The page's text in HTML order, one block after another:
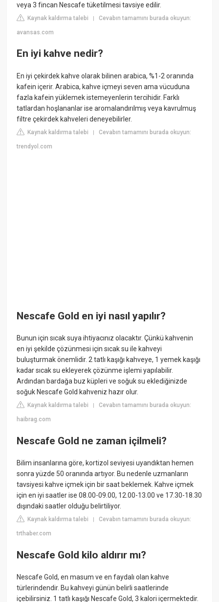
veya 3 fincan Nescafe tüketilmesi tavsiye edilir.
Kaynak kaldırma talebi |Cevabın tamamını burada okuyun:
avansas.com
En iyi kahve nedir?
En iyi çekirdek kahve olarak bilinen arabica, %1-2 oranında
kafein içerir. Arabica, kahve içmeyi seven ama vücuduna
fazla kafein yüklemek istemeyenlerin tercihidir. Farklı
tatlardan hoşlananlar ise aromalandırılmış veya kavrulmuş
filtre çekirdek kahveleri deneyebilirler.
Kaynak kaldırma talebi |Cevabın tamamını burada okuyun:
trendyol.com
Nescafe Gold en iyi nasıl yapılır?
Bunun için sıcak suya ihtiyacınız olacaktır. Çünkü kahvenin
en iyi şekilde çözünmesi için sıcak su ile kahveyi
buluşturmak önemlidir. 2 tatlı kaşığı kahveye, 1 yemek kaşığı
kadar sıcak su ekleyerek çözünme işlemi yapılabilir.
Ardından bardağa buz küpleri ve soğuk su eklediğinizde
soğuk Nescafe Gold kahveniz hazır olur.
Kaynak kaldırma talebi |Cevabın tamamını burada okuyun:
haibrag.com
Nescafe Gold ne zaman içilmeli?
Bilim insanlarına göre, kortizol seviyesi uyandıktan hemen
sonra yüzde 50 oranında artıyor. Bu nedenle uzmanların
tavsiyesi kahve içmek için bir saat beklemek. Kahve içmek
için en iyi saatler ise 08.00-09.00, 12.00-13.00 ve 17.30-18.30
dışındaki saatler olduğu belirtiliyor.
Kaynak kaldırma talebi |Cevabın tamamını burada okuyun:
trthaber.com
Nescafe Gold kilo aldırır mı?
Nescafe Gold, en masum ve en faydalı olan kahve
türlerindendir. Bu kahveyi günün belirli saatlerinde
içebilirsiniz. 1 tatlı kaşığı Nescafe Gold, 3 kalori içermektedir.